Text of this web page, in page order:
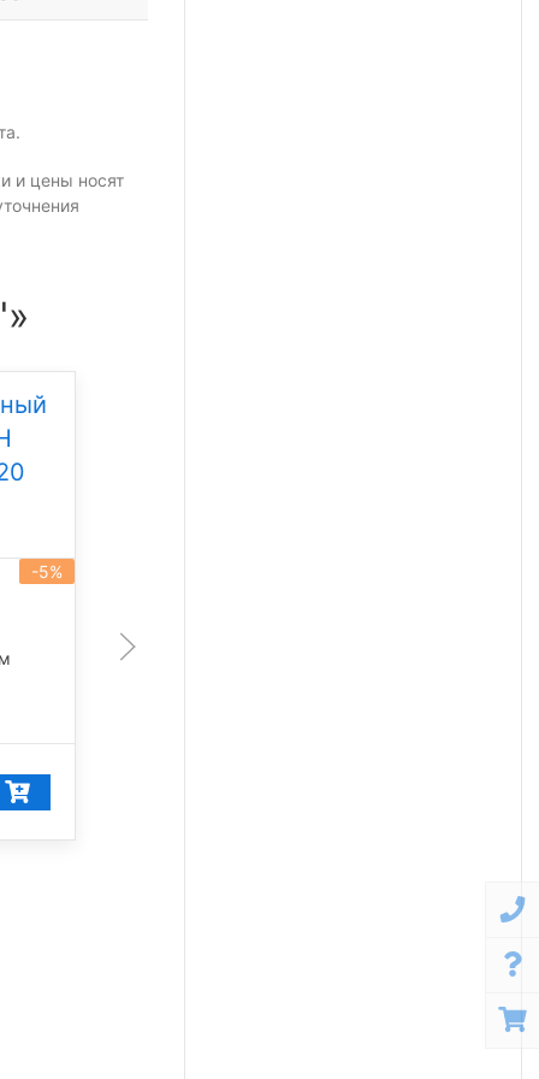
и цены носят
-5%